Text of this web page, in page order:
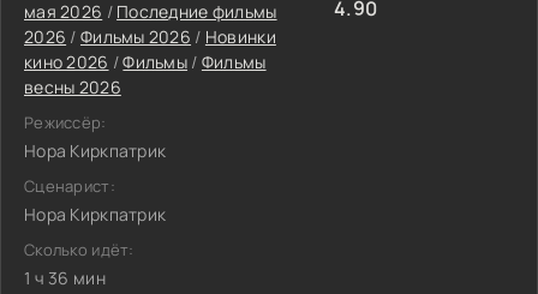
мая 2026 / Последние фильмы
2026 / Фильмы 2026 / Новинки
кино 2026 /Фильмы / Фильмы
весны 2026
Режиссёр:
Нора Киркпатрик
Сценарист:
Нора Киркпатрик
Сколько идёт:
1 ч 36 мин
4.90